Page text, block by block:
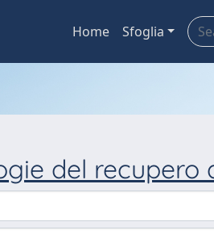
Home Sfoglia
del recupero